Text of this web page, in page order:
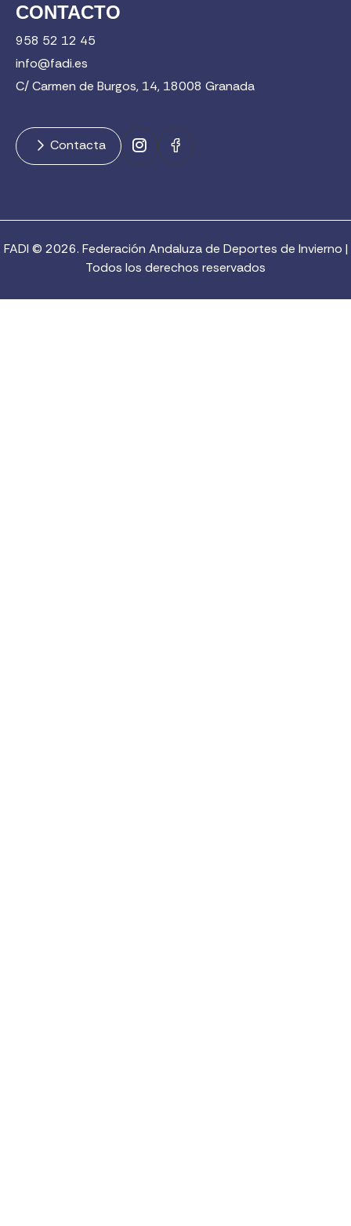
CONTACTO
958 52 12 45
info@fadi.es
C/ Carmen de Burgos, 14, 18008 Granada
Contacta
FADI © 2026. Federación Andaluza de Deportes de Invierno |
Todos los derechos reservados